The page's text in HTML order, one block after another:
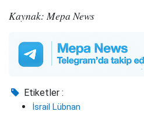
Kaynak: Mepa News
Etiketler :
İsrail Lübnan